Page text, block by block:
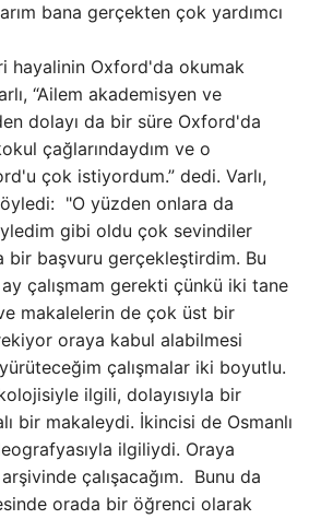
bana gerçekten çok yardımcı
hayalinin Oxford'da okumak
“Ailem akademisyen ve
dolayı da bir süre Oxford'da
çağlarındaydım ve o
çok istiyordum.” dedi. Varlı,
"O yüzden onlara da
gibi oldu çok sevindiler
bir başvuru gerçekleştirdim. Bu
çalışmam gerekti çünkü iki tane
makalelerin de çok üst bir
oraya kabul alabilmesi
çalışmalar iki boyutlu.
ilgili, dolayısıyla bir
bir makaleydi. İkincisi de Osmanlı
ilgiliydi. Oraya
çalışacağım. Bunu da
orada bir öğrenci olarak